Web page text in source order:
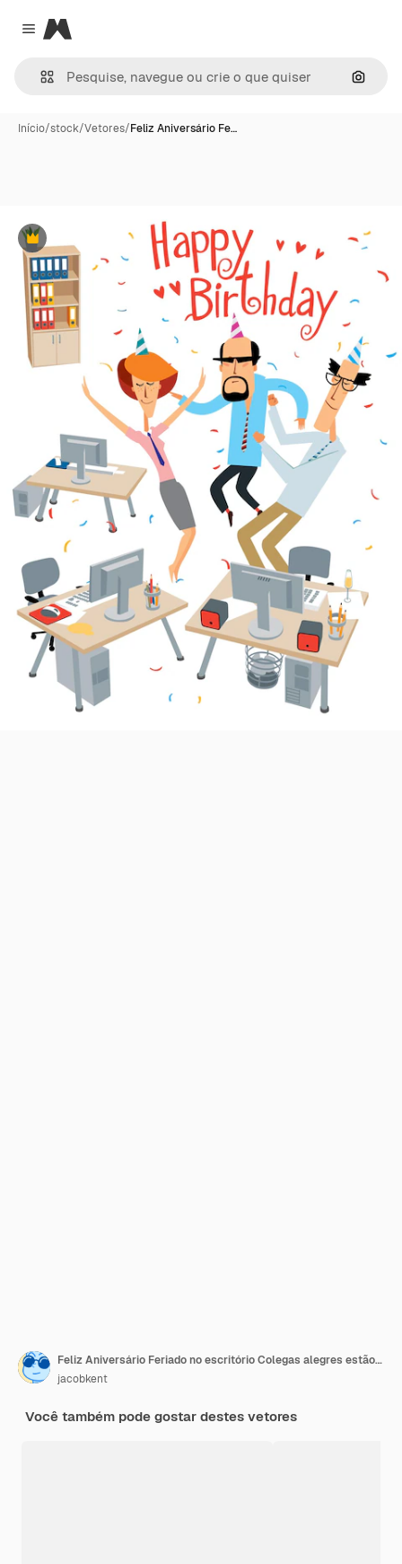
Close menu
Magnific
Início/stock/Vetores/Feliz Aniversário Fe…
Premium
Feliz Aniversário Feriado no escritório Colegas alegres estão dançando
jacobkent
Você também pode gostar destes vetores